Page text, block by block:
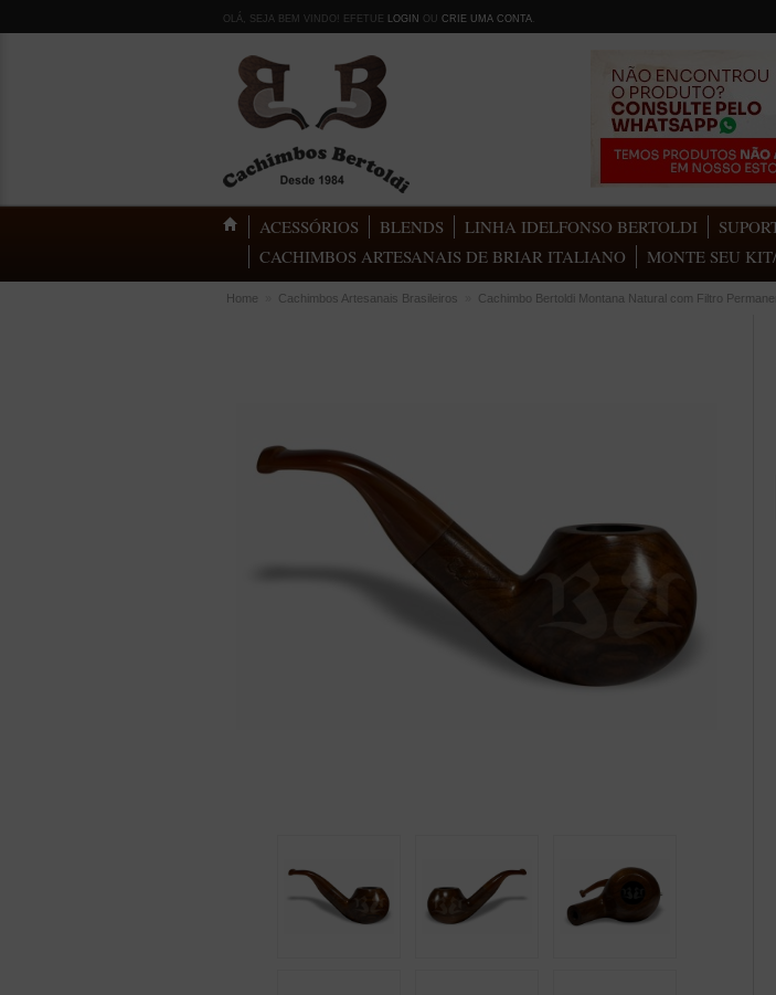
OLÁ, SEJA BEM VINDO! EFETUE LOGIN OU CRIE UMA CONTA.
ACESSÓRIOS BLENDS LINHA IDELFONSO BERTOLDI
CACHIMBOS ARTESANAIS DE BRIAR ITALIANO
MONTE SEU
Home Cachimbos Artesanais Brasileiros Cachimbo Bertoldi Montana Natural com Filtro